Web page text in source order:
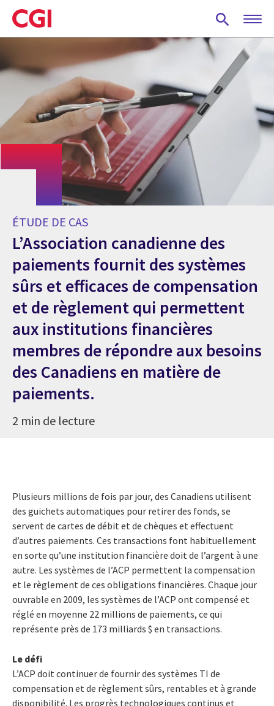
Skip
to
main
ÉTUDE DE CAS
L’Association canadienne des
paiements fournit des systèmes
sûrs et efficaces de compensation
et de règlement qui permettent
aux institutions financières
membres de répondre aux besoins
des Canadiens en matière de
paiements.
2 min de lecture
Plusieurs millions de fois par jour, des Canadiens utilisent
des guichets automatiques pour retirer des fonds, se
servent de cartes de débit et de chèques et effectuent
d’autres paiements. Ces transactions font habituellement
en sorte qu’une institution financière doit de l’argent à une
autre. Les systèmes de l’ACP permettent la compensation
et le règlement de ces obligations financières. Chaque jour
ouvrable en 2009, les systèmes de l’ACP ont compensé et
réglé en moyenne 22 millions de paiements, ce qui
représente près de 173 milliards $ en transactions.
Le défi
L’ACP doit continuer de fournir des systèmes TI de
compensation et de règlement sûrs, rentables et à grande
disponibilité. Les progrès technologiques continus et